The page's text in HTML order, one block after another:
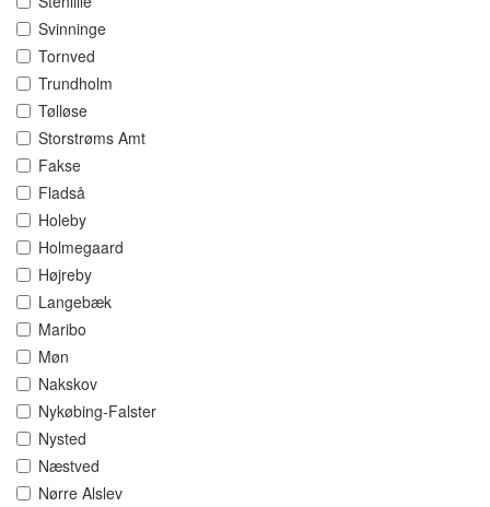
Svinninge
Tornved
Trundholm
Tølløse
Storstrøms Amt
Fakse
Fladså
Holeby
Holmegaard
Højreby
Langebæk
Maribo
Møn
Nakskov
Nykøbing-Falster
Nysted
Næstved
Nørre Alslev